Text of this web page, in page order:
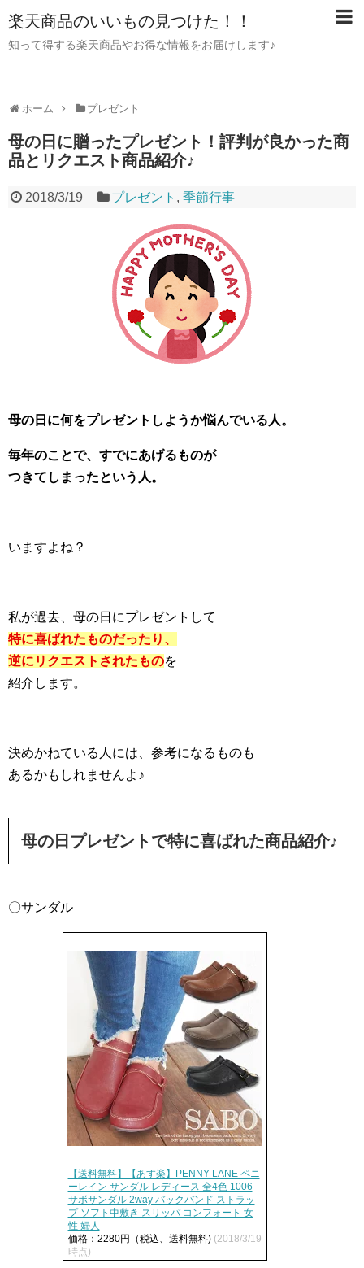
楽天商品のいいもの見つけた！！
知って得する楽天商品やお得な情報をお届けします♪
ホーム プレゼント
母の日に贈ったプレゼント！評判が良かった商
品とリクエスト商品紹介♪
2018/3/19 プレゼント ,季節行事
母の日に何をプレゼントしようか悩んでいる人。
毎年のことで、すでにあげるものが
つきてしまったという人。
いますよね？
私が過去、母の日にプレゼントして
特に喜ばれたものだったり、
逆にリクエストされたものを
紹介します。
決めかねている人には、参考になるものも
あるかもしれませんよ♪
母の日プレゼントで特に喜ばれた商品紹介♪
〇サンダル
【送料無料】【あす楽】PENNY LANE ペニ
ーレイン サンダル レディース 全4色 1006
サボサンダル 2way バックバンド ストラッ
プ ソフト中敷き スリッパ コンフォート 女
性 婦人
価格：2280円（税込、送料無料) (2018/3/19
時点)